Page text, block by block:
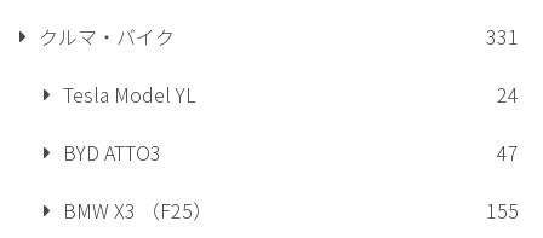
クルマ・バイク
331
Tesla Model YL
24
BYD ATTO3
47
BMW X3 （F25）
155